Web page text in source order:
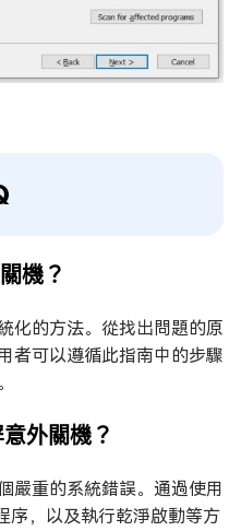
機？
化的方法。從找出問題的原
者可以遵循此指南中的步驟
外關機？
嚴重的系統錯誤。通過使用
序，以及執行乾淨啟動等方